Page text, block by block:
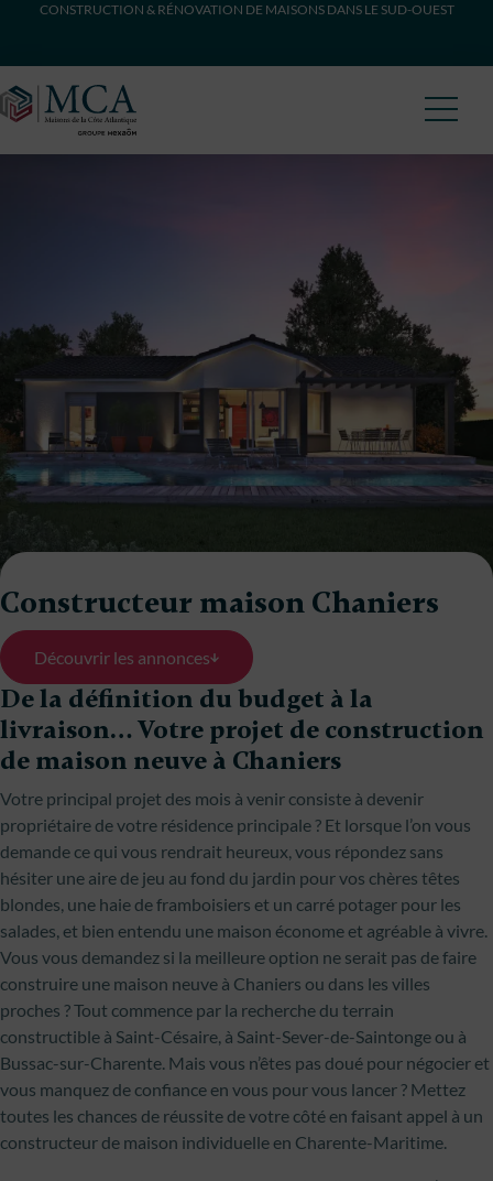
CONSTRUCTION & RÉNOVATION DE MAISONS DANS LE SUD-OUEST
Constructeur maison Chaniers
Découvrir les annonces
De la définition du budget à la
livraison… Votre projet de construction
de maison neuve à Chaniers
Votre principal projet des mois à venir consiste à devenir
propriétaire de votre résidence principale ? Et lorsque l’on vous
demande ce qui vous rendrait heureux, vous répondez sans
hésiter une aire de jeu au fond du jardin pour vos chères têtes
blondes, une haie de framboisiers et un carré potager pour les
salades, et bien entendu une maison économe et agréable à vivre.
Vous vous demandez si la meilleure option ne serait pas de faire
construire une maison neuve à Chaniers ou dans les villes
proches ? Tout commence par la recherche du terrain
constructible à Saint-Césaire, à Saint-Sever-de-Saintonge ou à
Bussac-sur-Charente. Mais vous n’êtes pas doué pour négocier et
vous manquez de confiance en vous pour vous lancer ? Mettez
toutes les chances de réussite de votre côté en faisant appel à un
constructeur de maison individuelle en Charente-Maritime.